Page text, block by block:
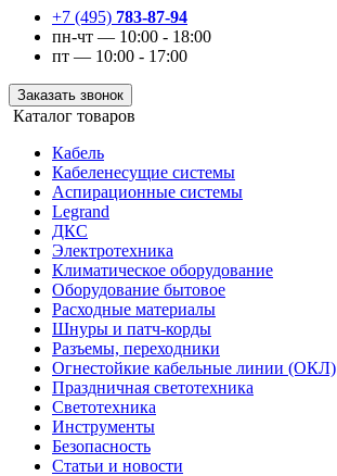
+7 (495) 783-87-94
пн-чт — 10:00 - 18:00
пт — 10:00 - 17:00
Заказать звонок
Каталог товаров
Кабель
Кабеленесущие системы
Аспирационные системы
Legrand
ДКС
Электротехника
Климатическое оборудование
Оборудование бытовое
Расходные материалы
Шнуры и патч-корды
Разъемы, переходники
Огнестойкие кабельные линии (ОКЛ)
Праздничная светотехника
Светотехника
Инструменты
Безопасность
Статьи и новости